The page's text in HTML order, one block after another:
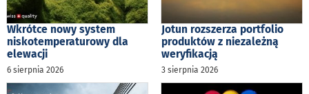
Wkrótce nowy system
niskotemperaturowy dla
elewacji
6 sierpnia 2026
Jotun rozszerza portfolio
produktów z niezależną
weryfikacją
3 sierpnia 2026